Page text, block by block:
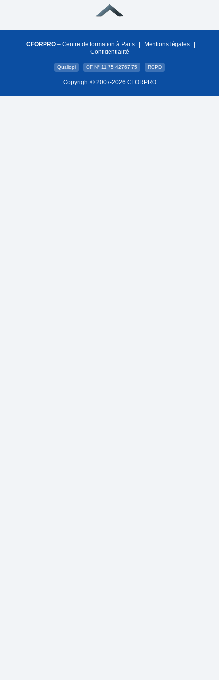
CFORPRO – Centre de formation à Paris Mentions légales
Confidentialité
Qualiopi OF N° 11 75 42767 75 RGPD
Copyright © 2007-2026 CFORPRO